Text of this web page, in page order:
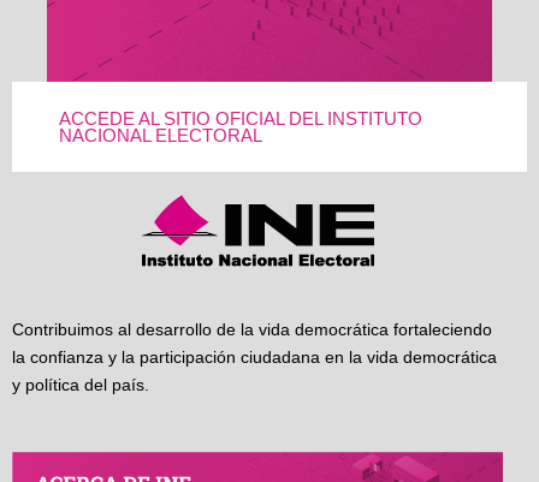
ACCEDE AL SITIO OFICIAL DEL INSTITUTO
NACIONAL ELECTORAL
Contribuimos al desarrollo de la vida democrática fortaleciendo
la confianza y la participación ciudadana en la vida democrática
y política del país.